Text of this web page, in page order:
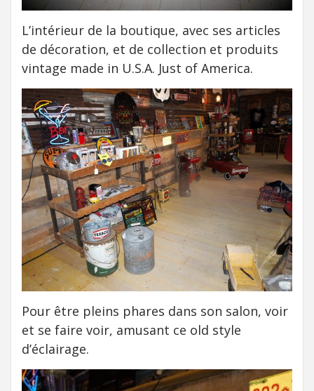
L’intérieur de la boutique, avec ses articles
de décoration, et de collection et produits
vintage made in U.S.A. Just of America.
Pour être pleins phares dans son salon, voir
et se faire voir, amusant ce old style
d’éclairage.